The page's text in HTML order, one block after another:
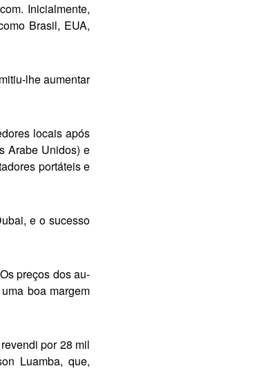
Inicialmente,
Brasil, EUA,
lhe aumentar
locais após
Arabe Unidos) e
portáteis e
e o sucesso
preços dos au­
boa margem
por 28 mil
Luam­ba, que,